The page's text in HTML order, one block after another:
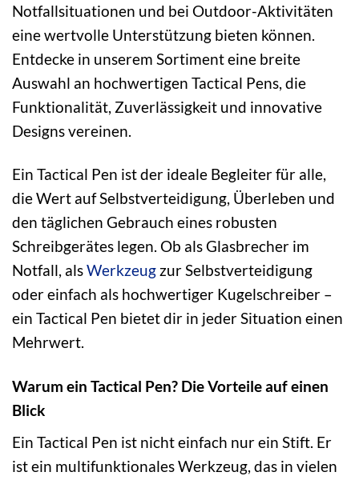
Notfallsituationen und bei Outdoor-Aktivitäten
eine wertvolle Unterstützung bieten können.
Entdecke in unserem Sortiment eine breite
Auswahl an hochwertigen Tactical Pens, die
Funktionalität, Zuverlässigkeit und innovative
Designs vereinen.
Ein Tactical Pen ist der ideale Begleiter für alle,
die Wert auf Selbstverteidigung, Überleben und
den täglichen Gebrauch eines robusten
Schreibgerätes legen. Ob als Glasbrecher im
Notfall, alsWerkzeug zur Selbstverteidigung
oder einfach als hochwertiger Kugelschreiber –
ein Tactical Pen bietet dir in jeder Situation einen
Mehrwert.
Warum ein Tactical Pen? Die Vorteile auf einen
Blick
Ein Tactical Pen ist nicht einfach nur ein Stift. Er
ist ein multifunktionales Werkzeug, das in vielen